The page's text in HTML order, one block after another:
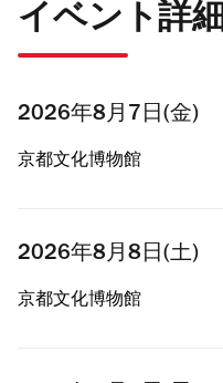
イベント詳細
2026年8月7日(金)
京都文化博物館
2026年8月8日(土)
京都文化博物館